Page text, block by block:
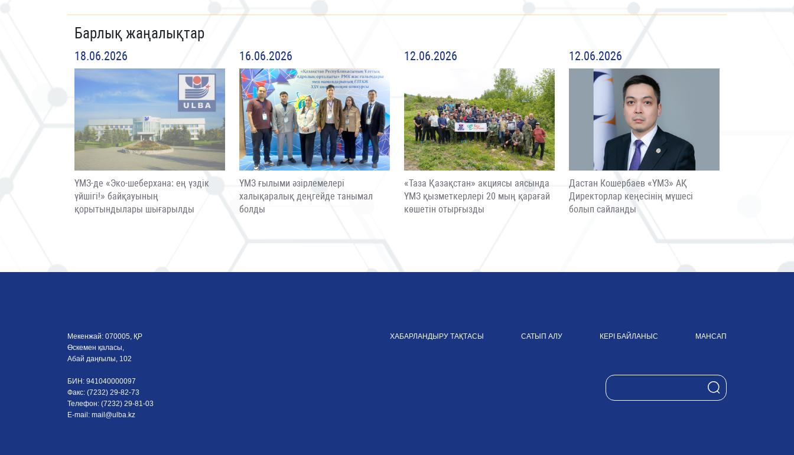
Барлық жаңалықтар
18.06.2026
ҮМЗ-де «Эко-шеберхана: ең үздік
үйшігі!» байқауының
қорытындылары шығарылды
16.06.2026
ҮМЗ ғылыми әзірлемелері
халықаралық деңгейде танымал
болды
12.06.2026
«Таза Қазақстан» акциясы аясында
ҮМЗ қызметкерлері 20 мың қарағай
көшетін отырғызды
12.06.2026
Дастан Кошербаев «ҮМЗ» АҚ
Директорлар кеңесінің мүшесі
болып сайланды
Мекенжай: 070005, ҚР
Өскемен қаласы,
Абай даңғылы, 102
БИН: 941040000097
Факс: (7232) 29-82-73
Телефон: (7232) 29-81-03
E-mail: mail@ulba.kz
ХАБАРЛАНДЫРУ ТАҚТАСЫ САТЫП АЛУ КЕРІ БАЙЛАНЫС МАНСАП